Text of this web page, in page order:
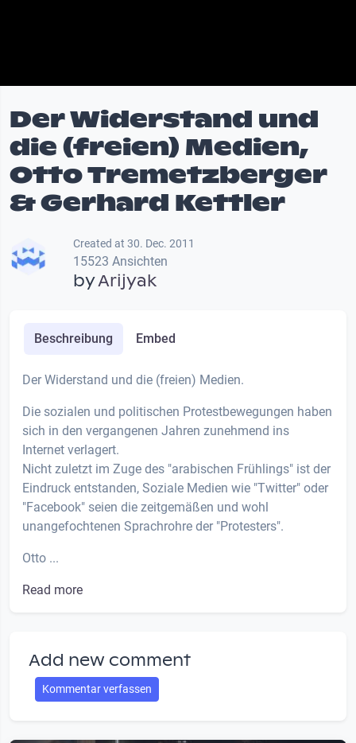
Der Widerstand und
die (freien) Medien,
Otto Tremetzberger
& Gerhard Kettler
Created at 30. Dec. 2011
15523 Ansichten
byArijyak
Beschreibung Embed
Der Widerstand und die (freien) Medien.
Die sozialen und politischen Protestbewegungen haben
sich in den vergangenen Jahren zunehmend ins
Internet verlagert.
Nicht zuletzt im Zuge des "arabischen Frühlings" ist der
Eindruck entstanden, Soziale Medien wie "Twitter" oder
"Facebook" seien die zeitgemäßen und wohl
unangefochtenen Sprachrohre der "Protesters".
Otto ...
Read more
Add new comment
Kommentar verfassen